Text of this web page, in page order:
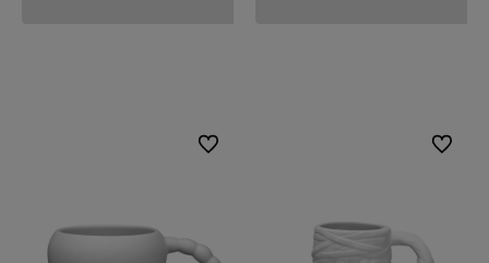
Do ulubionych Do